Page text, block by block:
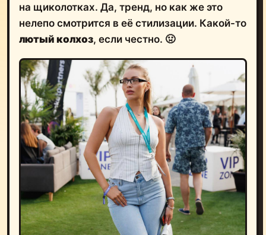
на щиколотках. Да, тренд, но как же это
нелепо смотрится в её стилизации. Какой-то
лютый колхоз, если честно. 🤢